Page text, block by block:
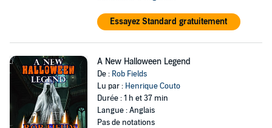
Essayez Standard gratuitement
A New Halloween Legend
De : Rob Fields
Lu par : Henrique Couto
Durée : 1 h et 37 min
Langue : Anglais
Pas de notations